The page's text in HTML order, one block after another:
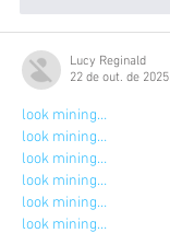
Lucy Reginald
22 de out. de 2025
look mining…
look mining…
look mining…
look mining…
look mining…
look mining…